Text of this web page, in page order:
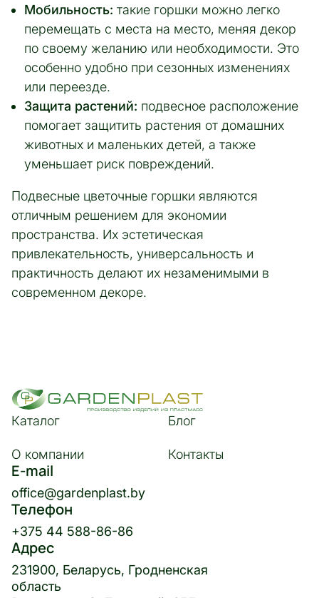
Мобильность: такие горшки можно легко
перемещать с места на место, меняя декор
по своему желанию или необходимости. Это
особенно удобно при сезонных изменениях
или переезде.
Защита растений: подвесное расположение
помогает защитить растения от домашних
животных и маленьких детей, а также
уменьшает риск повреждений.
Подвесные цветочные горшки являются
отличным решением для экономии
пространства. Их эстетическая
привлекательность, универсальность и
практичность делают их незаменимыми в
современном декоре.
Каталог Блог
О компании Контакты
E-mail
office@gardenplast.by
Телефон
+375 44 588-86-86
Адрес
231900, Беларусь, Гродненская
область